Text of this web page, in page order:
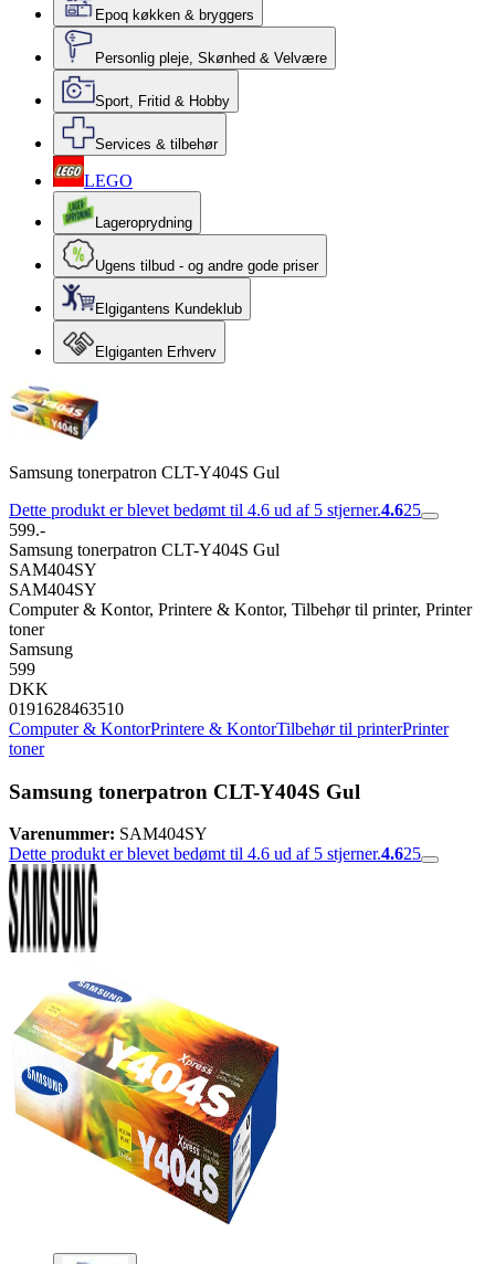
Epoq køkken & bryggers
Personlig pleje, Skønhed & Velvære
Sport, Fritid & Hobby
Services & tilbehør
LEGO
Lageroprydning
Ugens tilbud - og andre gode priser
Elgigantens Kundeklub
Elgiganten Erhverv
Samsung tonerpatron CLT-Y404S Gul
Dette produkt er blevet bedømt til 4.6 ud af 5 stjerner.4.625
599.-
Samsung tonerpatron CLT-Y404S Gul
SAM404SY
SAM404SY
Computer & Kontor, Printere & Kontor, Tilbehør til printer, Printer
toner
Samsung
599
DKK
0191628463510
Computer & KontorPrintere & KontorTilbehør til printerPrinter
toner
Samsung tonerpatron CLT-Y404S Gul
Varenummer: SAM404SY
Dette produkt er blevet bedømt til 4.6 ud af 5 stjerner.4.625